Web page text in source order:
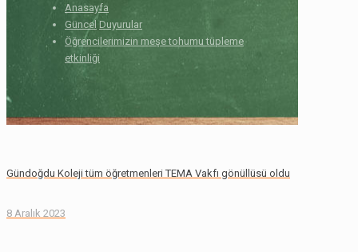
Anasayfa
Güncel Duyurular
Öğrencilerimizin meşe tohumu tüpleme
etkinliği
Gündoğdu Koleji tüm öğretmenleri TEMA Vakfı gönüllüsü oldu
8 Aralık 2023